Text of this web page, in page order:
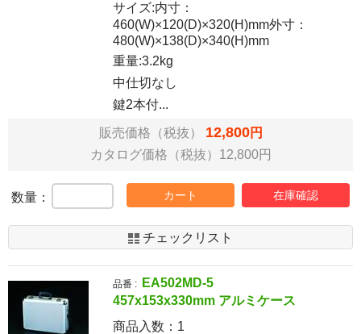
サイズ:内寸：
460(W)×120(D)×320(H)mm外寸：
480(W)×138(D)×340(H)mm
重量:3.2kg
中仕切なし
鍵2本付...
販売価格（税抜） 12,800円
カタログ価格（税抜）12,800円
数量： カート 在庫確認
チェックリスト
品番 :
EA502MD-5
457x153x330mm アルミケース
商品入数： 1